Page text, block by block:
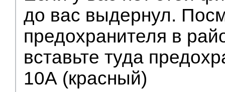
до вас выдернул.
предохранителя в
вставьте туда
10А (красный)